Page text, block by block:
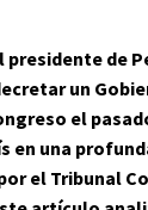
presidente de
un
el
en una
el Tribunal